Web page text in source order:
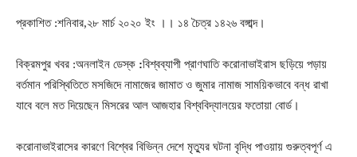
প্রকাশিত :শনিবার,২৮ মার্চ ২০২০ ইং ।। ১৪ চৈত্র ১৪২৬ বঙ্গাব্দ।
বিক্রমপুর খবর :অনলাইন ডেস্ক :বিশ্বব্যাপী প্রাণঘাতি করোনাভাইরাস ছড়িয়ে পড়ায়
বর্তমান পরিস্থিতিতে মসজিদে নামাজের জামাত ও জুমার নামাজ সাময়িকভাবে বন্ধ রাখা
যাবে বলে মত দিয়েছেন মিসরের আল আজহার বিশ্ববিদ্যালয়ের ফতোয়া বোর্ড।
করোনাভাইরাসের কারণে বিশ্বের বিভিন্ন দেশে মৃত্যুর ঘটনা বৃদ্ধি পাওয়ায় গুরুত্বপূর্ণ এ